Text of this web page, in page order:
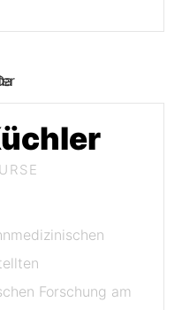
Forschung am